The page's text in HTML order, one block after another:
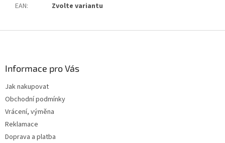
EAN: Zvolte variantu
Informace pro Vás
Jak nakupovat
Obchodní podmínky
Vrácení, výměna
Reklamace
Doprava a platba